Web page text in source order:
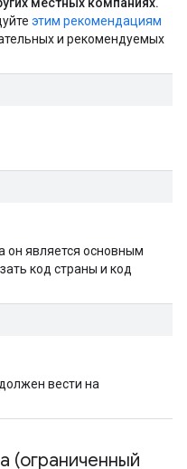
этим рекомендациям
и рекомендуемых
он является основным
код страны и код
вести на
(ограниченный